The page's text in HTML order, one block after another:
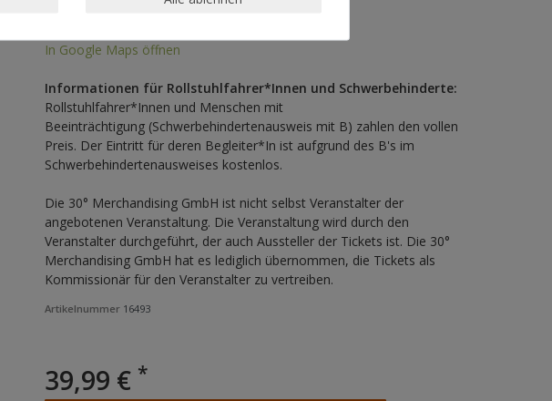
In Google Maps öffnen
Informationen für Rollstuhlfahrer*Innen und Schwerbehinderte:
Rollstuhlfahrer*Innen und Menschen mit
Beeinträchtigung (Schwerbehindertenausweis mit B) zahlen den vollen
Preis. Der Eintritt für deren Begleiter*In ist aufgrund des B's im
Schwerbehindertenausweises kostenlos.
Die 30° Merchandising GmbH ist nicht selbst Veranstalter der
angebotenen Veranstaltung. Die Veranstaltung wird durch den
Veranstalter durchgeführt, der auch Aussteller der Tickets ist. Die 30°
Merchandising GmbH hat es lediglich übernommen, die Tickets als
Kommissionär für den Veranstalter zu vertreiben.
Artikelnummer 16493
39,99 € *